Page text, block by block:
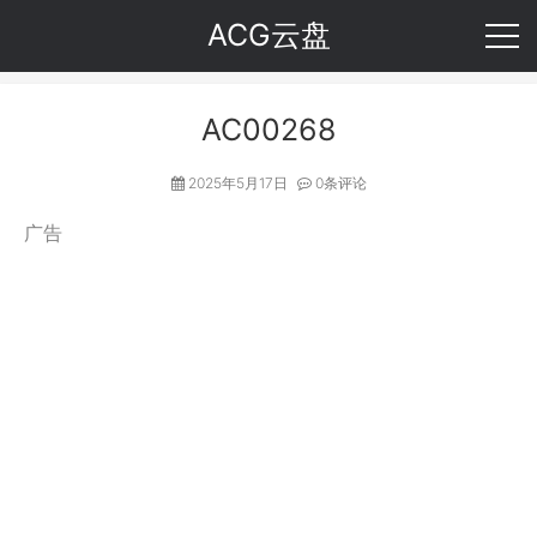
ACG云盘
AC00268
2025年5月17日 0条评论
广告